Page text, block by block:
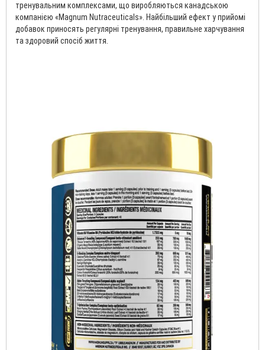
тренувальним комплексами, що виробляються канадською
компанією «Magnum Nutraceuticals». Найбільший ефект у прийомі
добавок приносять регулярні тренування, правильне харчування
та здоровий спосіб життя.